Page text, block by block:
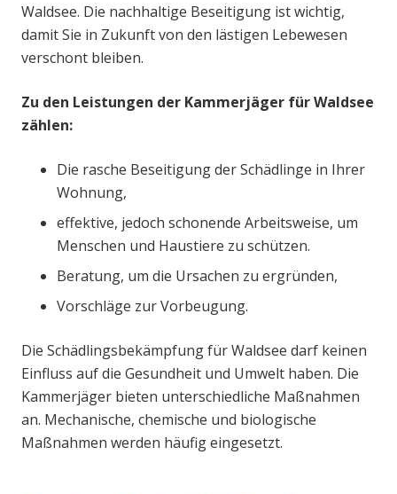
Waldsee. Die nachhaltige Beseitigung ist wichtig,
damit Sie in Zukunft von den lästigen Lebewesen
verschont bleiben.
Zu den Leistungen der Kammerjäger für Waldsee
zählen:
Die rasche Beseitigung der Schädlinge in Ihrer
Wohnung,
effektive, jedoch schonende Arbeitsweise, um
Menschen und Haustiere zu schützen.
Beratung, um die Ursachen zu ergründen,
Vorschläge zur Vorbeugung.
Die Schädlingsbekämpfung für Waldsee darf keinen
Einfluss auf die Gesundheit und Umwelt haben. Die
Kammerjäger bieten unterschiedliche Maßnahmen
an. Mechanische, chemische und biologische
Maßnahmen werden häufig eingesetzt.